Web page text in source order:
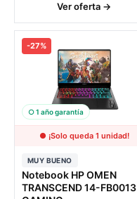
Ver oferta →
-27%
○ 1 año garantía
● ¡Solo queda 1 unidad!
MUY BUENO
Notebook HP OMEN
TRANSCEND 14-FB0013